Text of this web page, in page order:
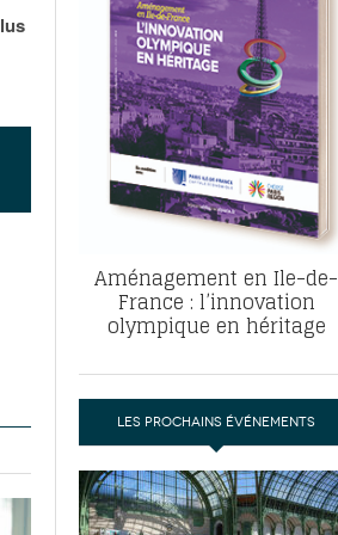
ABF, ZAC : F. Vauglin détaille sa
pour l’urbanisme parisien- 17
de la tech et de la finance
marché de la location de luxe-
Aménagement en Ile-de-
France : l’innovation
olympique en héritage
LES PROCHAINS ÉVÉNEMENTS